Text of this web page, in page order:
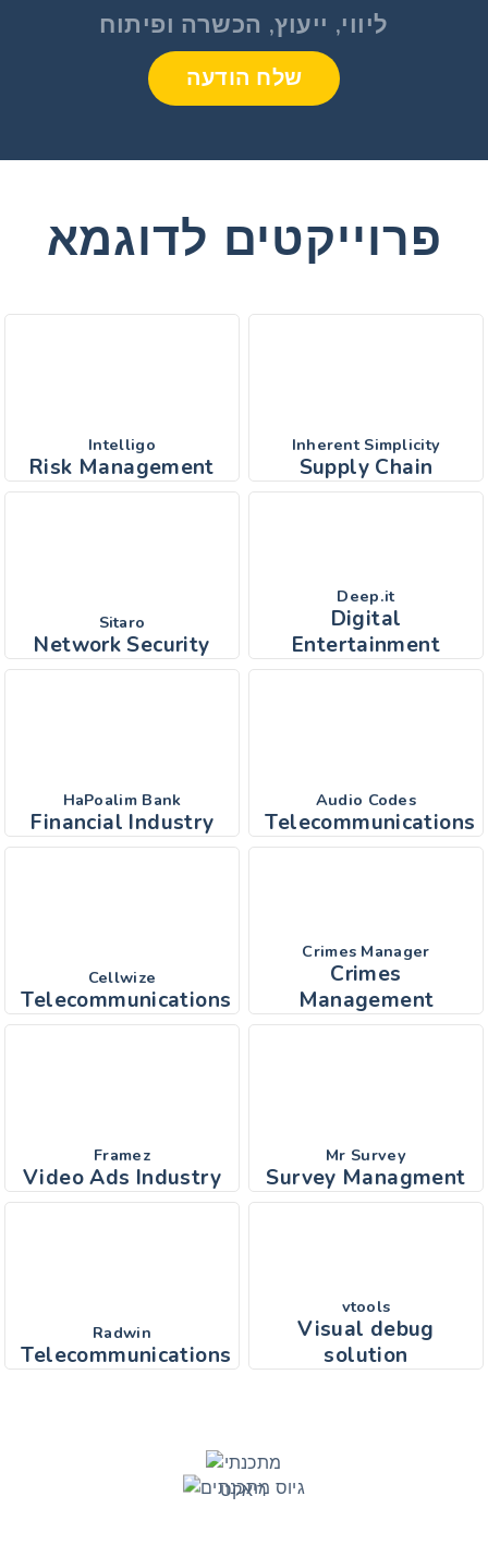
ליווי, ייעוץ, הכשרה ופיתוח
שלח הודעה
פרוייקטים לדוגמא
Intelligo
Risk Management
Inherent Simplicity
Supply Chain
Sitaro
Network Security
Deep.it
Digital
Entertainment
HaPoalim Bank
Financial Industry
Audio Codes
Telecommunications
Cellwize
Telecommunications
Crimes Manager
Crimes
Management
Framez
Video Ads Industry
Mr Survey
Survey Managment
Radwin
Telecommunications
vtools
Visual debug
solution